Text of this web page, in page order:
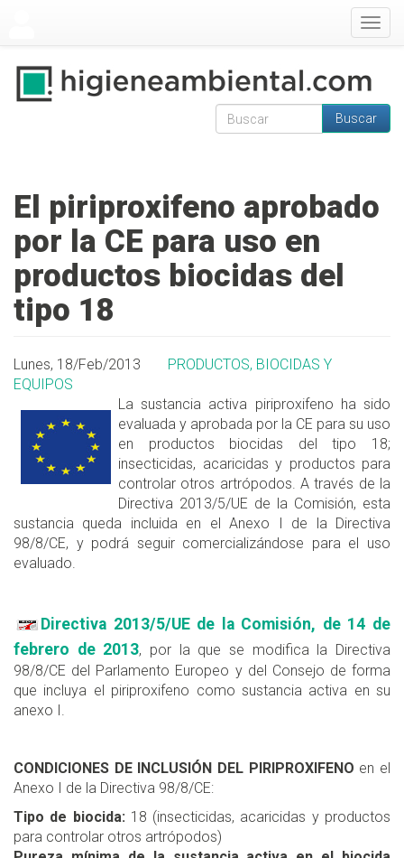
Formulario de
Buscar
El piriproxifeno aprobado
por la CE para uso en
productos biocidas del
tipo 18
Lunes, 18/Feb/2013
PRODUCTOS, BIOCIDAS Y
EQUIPOS
La sustancia activa piriproxifeno ha sido
evaluada y aprobada por la CE para su uso
en productos biocidas del tipo 18;
insecticidas, acaricidas y productos para
controlar otros artrópodos. A través de la
Directiva 2013/5/UE de la Comisión, esta
sustancia queda incluida en el Anexo I de la Directiva
98/8/CE, y podrá seguir comercializándose para el uso
evaluado.
Directiva 2013/5/UE de la Comisión, de 14 de
febrero de 2013, por la que se modifica la Directiva
98/8/CE del Parlamento Europeo y del Consejo de forma
que incluya el piriproxifeno como sustancia activa en su
anexo I.
CONDICIONES DE INCLUSIÓN DEL PIRIPROXIFENO en el
Anexo I de la Directiva 98/8/CE:
Tipo de biocida: 18 (insecticidas, acaricidas y productos
para controlar otros artrópodos)